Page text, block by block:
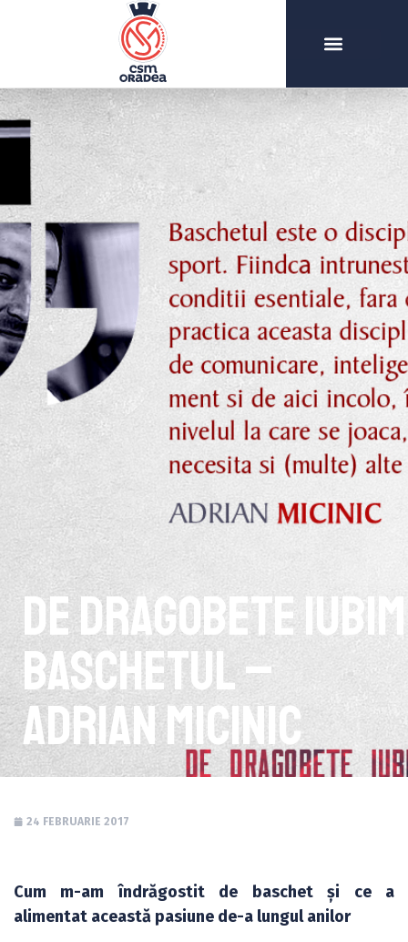
De Dragobete Iubim
Baschetul –
Adrian Micinic
24 FEBRUARIE 2017
Cum m-am îndrăgostit de baschet și ce a
alimentat această pasiune de-a lungul anilor